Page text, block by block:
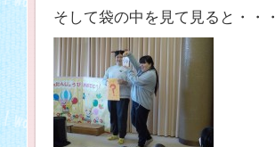
そして袋の中を見て見ると・・・